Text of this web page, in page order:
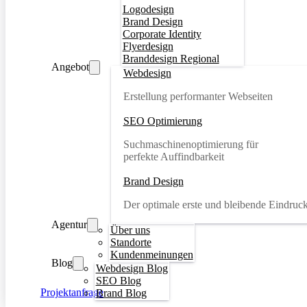
Logodesign
Brand Design
Corporate Identity
Flyerdesign
Branddesign Regional
Angebot
Webdesign
Erstellung performanter Webseiten
SEO Optimierung
Suchmaschinenoptimierung für
perfekte Auffindbarkeit
Brand Design
Der optimale erste und bleibende
Agentur
Über uns
Standorte
Kundenmeinungen
Blog
Webdesign Blog
SEO Blog
Brand Blog
Projektanfrage